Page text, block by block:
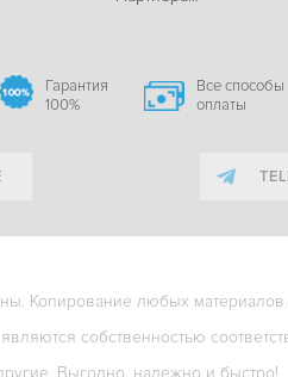
Гарантия
100%
Все способы
оплаты
Копирование любых материалов
собственностью
Выгодно, надежно и быстро!